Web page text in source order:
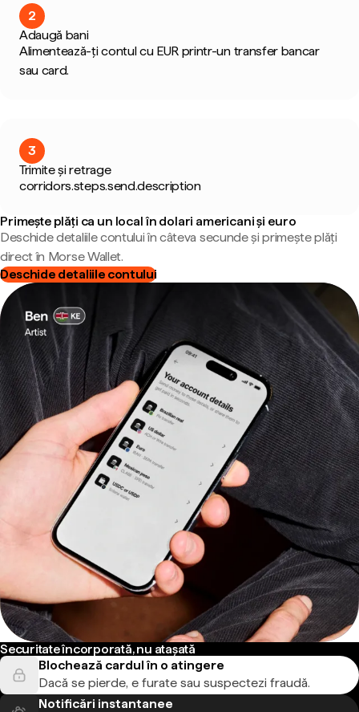
2
Adaugă bani
Alimentează-ți contul cu EUR printr-un transfer bancar
sau card.
3
Trimite și retrage
corridors.steps.send.description
Primește plăți ca un local în dolari americani și euro
Deschide detaliile contului în câteva secunde și primește plăți
direct în Morse Wallet.
Deschide detaliile contului
Securitate încorporată, nu atașată
Blochează cardul în o atingere
Dacă se pierde, e furate sau suspectezi fraudă.
Notificări instantanee